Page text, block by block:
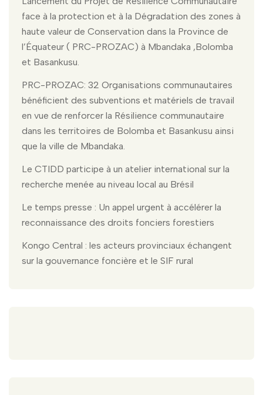
face à la protection et à la Dégradation des zones à
haute valeur de Conservation dans la Province de
l’Équateur ( PRC-PROZAC) à Mbandaka ,Bolomba
et Basankusu.
PRC-PROZAC: 32 Organisations communautaires
bénéficient des subventions et matériels de travail
en vue de renforcer la Résilience communautaire
dans les territoires de Bolomba et Basankusu ainsi
que la ville de Mbandaka.
Le CTIDD participe à un atelier international sur la
recherche menée au niveau local au Brésil
Le temps presse : Un appel urgent à accélérer la
reconnaissance des droits fonciers forestiers
Kongo Central : les acteurs provinciaux échangent
sur la gouvernance foncière et le SIF rural